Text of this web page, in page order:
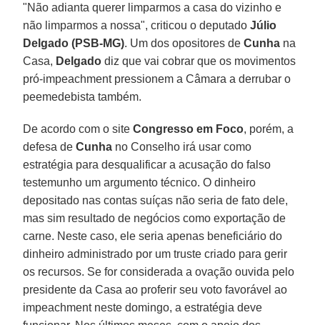
"Não adianta querer limparmos a casa do vizinho e
não limparmos a nossa", criticou o deputadoJúlio
Delgado (PSB-MG). Um dos opositores deCunha na
Casa, Delgado diz que vai cobrar que os movimentos
pró-impeachment pressionem a Câmara a derrubar o
peemedebista também.
De acordo com o siteCongresso em Foco, porém, a
defesa deCunha no Conselho irá usar como
estratégia para desqualificar a acusação do falso
testemunho um argumento técnico. O dinheiro
depositado nas contas suíças não seria de fato dele,
mas sim resultado de negócios como exportação de
carne. Neste caso, ele seria apenas beneficiário do
dinheiro administrado por um truste criado para gerir
os recursos. Se for considerada a ovação ouvida pelo
presidente da Casa ao proferir seu voto favorável ao
impeachment neste domingo, a estratégia deve